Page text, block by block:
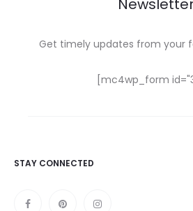
Get timely updates from your
[mc4wp_form
STAY CONNECTED